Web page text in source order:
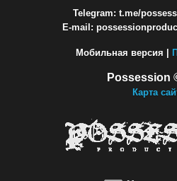
Telegram: t.me/
E-mail:
Мобильная версия |
Possession
Карта